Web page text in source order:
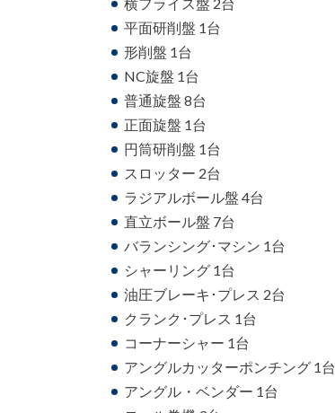
平面研削盤 1台
形削盤 1台
NC旋盤 1台
普通旋盤 8台
正面旋盤 1台
円筒研削盤 1台
スロッター 2台
ラジアルボール盤 4台
直立ボール盤 7台
バランシング･マシン 1台
シャーリング 1台
油圧ブレーキ･プレス 2台
クランク･プレス 1台
コーナーシャー 1台
アングルカッターポンチング 1台
アングル・ベンダー 1台